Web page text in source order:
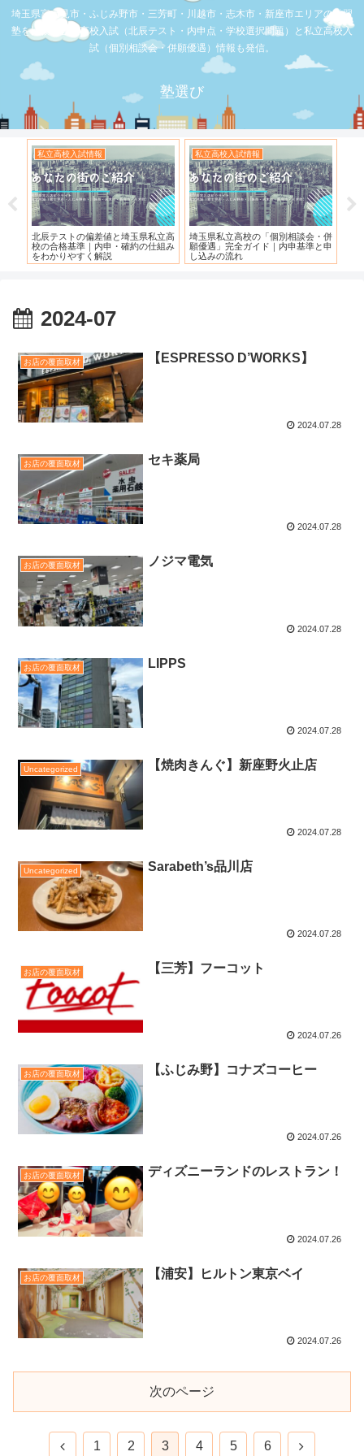
埼玉県富士見市・ふじみ野市・三芳町・川越市・志木市・新座市エリアの学習
塾を比較。公立高校入試（北辰テスト・内申点・学校選択問題）と私立高校入
試（個別相談会・併願優遇）情報も発信。
塾選び
私立高校入試情報
北辰テストの偏差値と埼玉県私立高
校の合格基準｜内申・確約の仕組み
をわかりやすく解説
私立高校入試情報
埼玉県私立高校の「個別相談会・併
願優遇」完全ガイド｜内申基準と申
し込みの流れ
2024-07
お店の覆面取材 【ESPRESSO D’WORKS】
2024.07.28
お店の覆面取材 セキ薬局
2024.07.28
お店の覆面取材 ノジマ電気
2024.07.28
お店の覆面取材 LIPPS
2024.07.28
Uncategorized 【焼肉きんぐ】新座野火止店
2024.07.28
Uncategorized Sarabeth’s品川店
2024.07.28
お店の覆面取材 【三芳】フーコット
2024.07.26
お店の覆面取材 【ふじみ野】コナズコーヒー
2024.07.26
お店の覆面取材 ディズニーランドのレストラン！
2024.07.26
お店の覆面取材 【浦安】ヒルトン東京ベイ
2024.07.26
次のページ
1 2 3 4 5 6